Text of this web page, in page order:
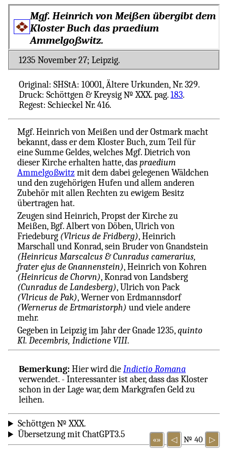
Mgf. Heinrich von Meißen übergibt dem
Kloster Buch daspraedium
Ammelgoßwitz.
1235 November 27; Leipzig.
Original: SHStA: 10001, Ältere Urkunden, Nr. 329.
Druck: Schöttgen & Kreysig № XXX. pag.183.
Regest: Schieckel Nr. 416.
Mgf. Heinrich von Meißen und der Ostmark macht
bekannt, dass er dem Kloster Buch, zum Teil für
eine Summe Geldes, welches Mgf. Dietrich von
dieser Kirche erhalten hatte, das praedium
Ammelgoßwitz mit dem dabei gelegenen Wäldchen
und den zugehörigen Hufen und allem anderen
Zubehör mit allen Rechten zu ewigem Besitz
übertragen hat.
Zeugen sind Heinrich, Propst der Kirche zu
Meißen, Bgf. Albert von Döben, Ulrich von
Friedeburg (Vlricus de Fridberg), Heinrich
Marschall und Konrad, sein Bruder von Gnandstein
(Heinricus Marscalcus & Cunradus camerarius,
frater ejus de Gnannenstein), Heinrich von Kohren
(Heinricus de Chorvn), Konrad von Landsberg
(Cunradus de Landesberg), Ulrich von Pack
(Vlricus de Pak), Werner von Erdmannsdorf
(Wernerus de Ertmaristorph) und viele andere
mehr.
Gegeben in Leipzig im Jahr der Gnade 1235, quinto
Kl. Decembris, Indictione VIII.
Bemerkung: Hier wird die Indictio Romana
verwendet. - Interessanter ist aber, dass das Kloster
schon in der Lage war, dem Markgrafen Geld zu
leihen.
Schöttgen № XXX.
Übersetzung mit ChatGPT3.5
«» ◁ № 40 ▷